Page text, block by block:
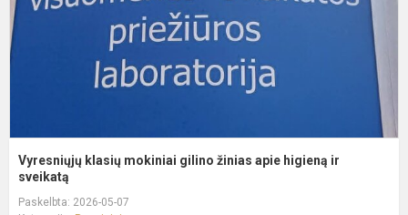
Vyresniųjų klasių mokiniai gilino žinias apie higieną ir
sveikatą
Paskelbta: 2026-05-07